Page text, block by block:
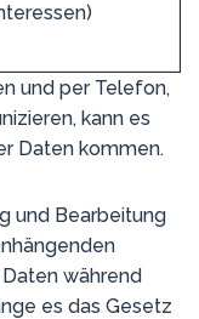
und per Telefon,
kann es
Daten kommen.
und Bearbeitung
während
es das Gesetz